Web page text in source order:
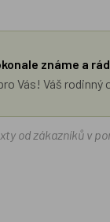
známe a
Vás! Váš rodinný
od zákazníků v